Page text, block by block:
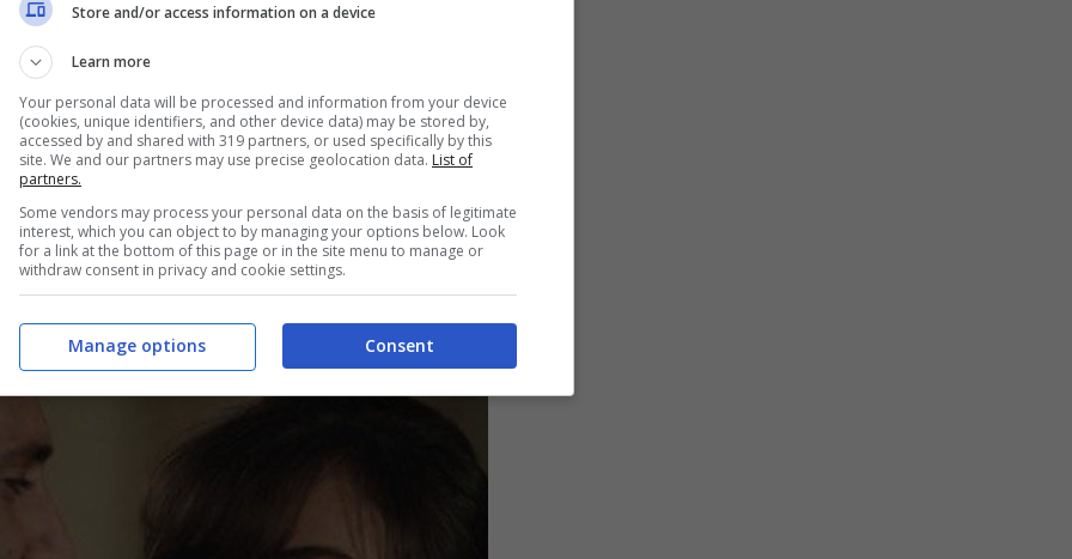
amatissimi, come Marta ed Enrico,
loro rapporto. I due, complici un incidente
questa sarà l’occasione per lui per
e parlarle del suo passato,
tutto.
Store and/or access information on a device
Learn more
Your personal data will be processed and information from your device
(cookies, unique identifiers, and other device data) may be stored by,
accessed by and shared with 319 partners, or used specifically by this
site. We and our partners may use precise geolocation data. List of
partners.
Some vendors may process your personal data on the basis of legitimate
interest, which you can object to by managing your options below. Look
for a link at the bottom of this page or in the site menu to manage or
withdraw consent in privacy and cookie settings.
Consent
Manage options